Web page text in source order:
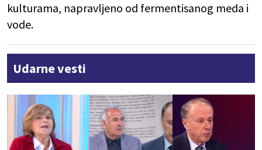
kulturama, napravljeno od fermentisanog meda i
vode.
Udarne vesti